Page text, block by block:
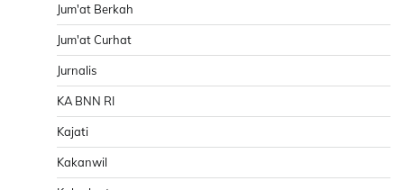
Jum'at Berkah
Jum'at Curhat
Jurnalis
KA BNN RI
Kajati
Kakanwil